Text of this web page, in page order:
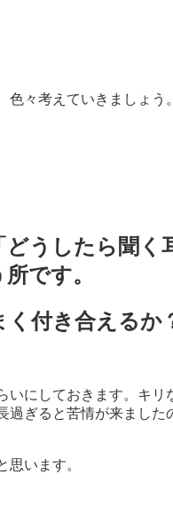
色々考えていきましょう
どうしたら聞く
です。
く付き合えるか
いにしておきます。キリ
過ぎると苦情が来ました
思います。